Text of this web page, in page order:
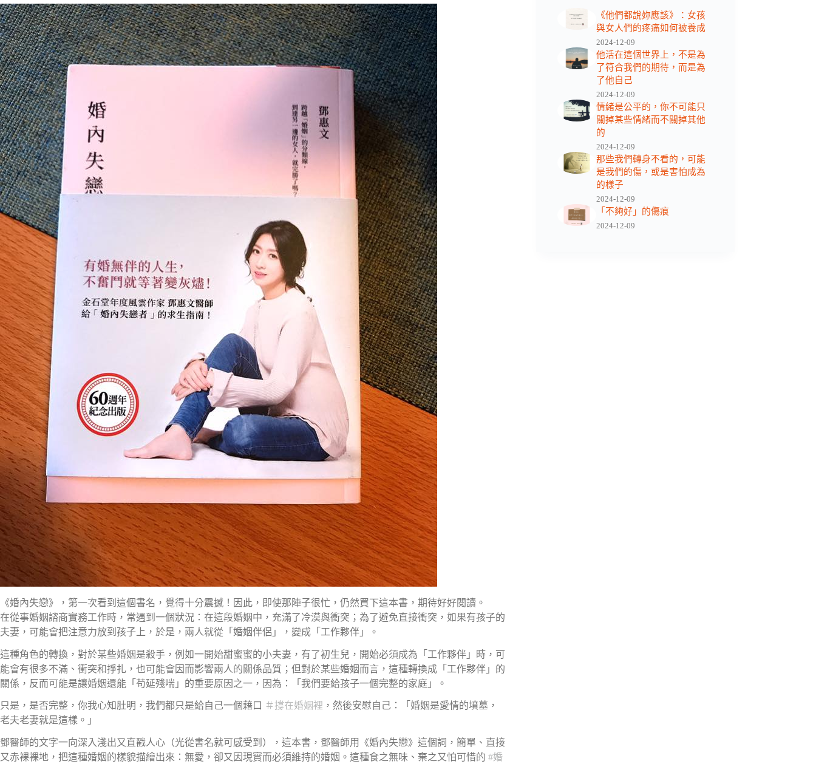
《婚內失戀》，第一次看到這個書名，覺得十分震撼！因此，即使那陣子很忙，仍然買下這本書，期待好好閱讀。
在從事婚姻諮商實務工作時，常遇到一個狀況：在這段婚姻中，充滿了冷漠與衝突；為了避免直接衝突，如果有孩子的
夫妻，可能會把注意力放到孩子上，於是，兩人就從「婚姻伴侶」，變成「工作夥伴」。
這種角色的轉換，對於某些婚姻是殺手，例如一開始甜蜜蜜的小夫妻，有了初生兒，開始必須成為「工作夥伴」時，可
能會有很多不滿、衝突和掙扎，也可能會因而影響兩人的關係品質；但對於某些婚姻而言，這種轉換成「工作夥伴」的
關係，反而可能是讓婚姻還能「苟延殘喘」的重要原因之一，因為：「我們要給孩子一個完整的家庭」。
只是，是否完整，你我心知肚明，我們都只是給自己一個藉口 ＃撐在婚姻裡 ，然後安慰自己：「婚姻是愛情的墳墓，
老夫老妻就是這樣。」
鄧醫師的文字一向深入淺出又直戳人心（光從書名就可感受到），這本書，鄧醫師用《婚內失戀》這個詞，簡單、直接
又赤裸裸地，把這種婚姻的樣貌描繪出來：無愛，卻又因現實而必須維持的婚姻。這種食之無味、棄之又怕可惜的 #婚
《他們都說妳應該》：女孩
與女人們的疼痛如何被養成
2024-12-09
他活在這個世界上，不是為
了符合我們的期待，而是為
了他自己
2024-12-09
情緒是公平的，你不可能只
關掉某些情緒而不關掉其他
的
2024-12-09
那些我們轉身不看的，可能
是我們的傷，或是害怕成為
的樣子
2024-12-09
「不夠好」的傷痕
2024-12-09